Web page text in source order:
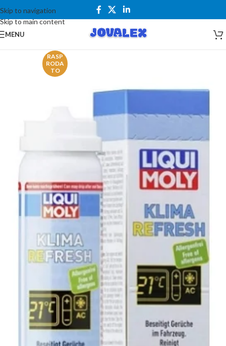
Skip to navigation
Skip to main content
MENU
RASP
RODA
TO